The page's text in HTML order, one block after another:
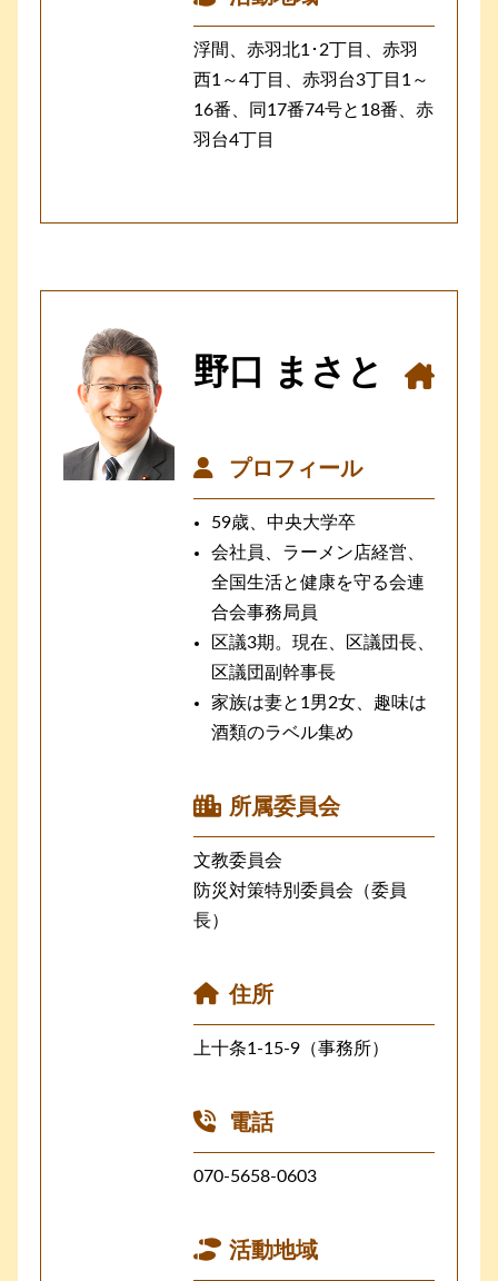
浮間、赤羽北1･2丁目、赤羽
西1～4丁目、赤羽台3丁目1～
16番、同17番74号と18番、赤
羽台4丁目
野口 まさと
プロフィール
59歳、中央大学卒
会社員、ラーメン店経営、
全国生活と健康を守る会連
合会事務局員
区議3期。現在、区議団長、
区議団副幹事長
家族は妻と1男2女、趣味は
酒類のラベル集め
所属委員会
文教委員会
防災対策特別委員会（委員
長）
住所
上十条1-15-9（事務所）
電話
070-5658-0603
活動地域